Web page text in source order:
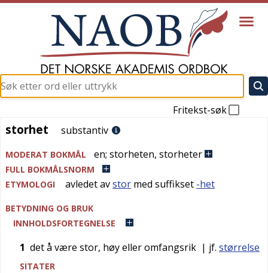
Fritekst-søk
storhet
storhet substantiv
MODERAT BOKMÅL en; storheten, storheter
FULL BOKMÅLSNORM
ETYMOLOGI
avledet avstor med suffikset -het
BETYDNING OG BRUK
INNHOLDSFORTEGNELSE
1 det å være stor, høy eller omfangsrik | jf. størrelse
SITATER